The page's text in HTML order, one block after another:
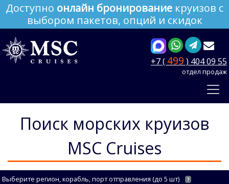
Доступно онлайн бронирование круизов с
выбором пакетов, опций и скидок
+7 ( 499 ) 404 09 55
отдел продаж
Поиск морских круизов
MSC Cruises
Выберите регион, корабль, порт отправления (до 5 шт) ?